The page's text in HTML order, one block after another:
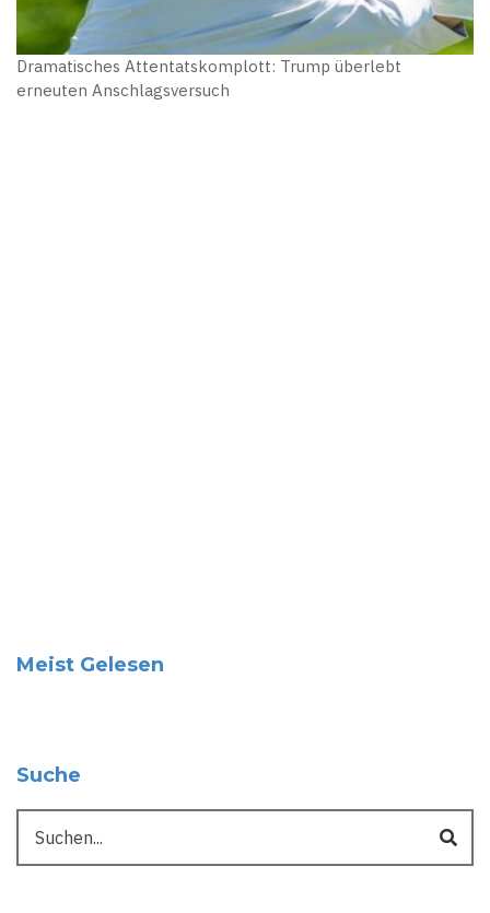
Dramatisches Attentatskomplott: Trump überlebt
erneuten Anschlagsversuch
Meist Gelesen
Suche